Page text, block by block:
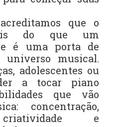
que o
do que um
é uma porta de
musical.
adolescentes ou
a tocar piano
que vão
concentração,
e